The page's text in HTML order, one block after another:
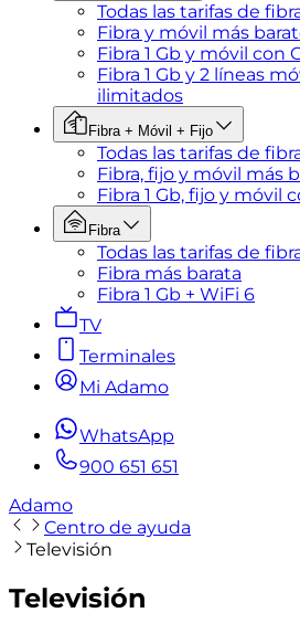
Todas las tarifas de
Fibra y móvil más
Fibra 1 Gb y móvil con
Fibra 1 Gb y 2 líneas
ilimitados
Fibra + Móvil + Fijo
Todas las tarifas de
Fibra, fijo y móvil más
Fibra 1 Gb, fijo y móvil
Fibra
Todas las tarifas de
Fibra más barata
Fibra 1 Gb + WiFi 6
TV
Terminales
Mi Adamo
WhatsApp
900 651 651
Adamo
Centro de ayuda
Televisión
Televisión